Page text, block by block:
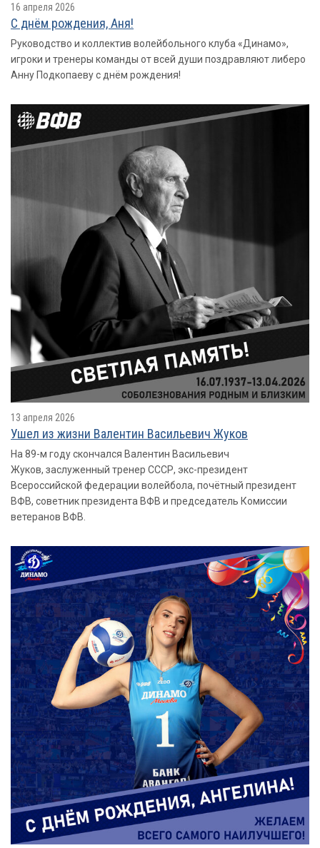
16 апреля 2026
С днём рождения, Аня!
Руководство и коллектив волейбольного клуба «Динамо»,
игроки и тренеры команды от всей души поздравляют либеро
Анну Подкопаеву с днём рождения!
13 апреля 2026
Ушел из жизни Валентин Васильевич Жуков
На 89-м году скончался Валентин Васильевич
Жуков, заслуженный тренер СССР, экс-президент
Всероссийской федерации волейбола, почётный президент
ВФВ, советник президента ВФВ и председатель Комиссии
ветеранов ВФВ.